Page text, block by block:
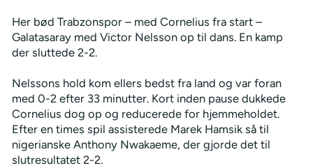
Her bød Trabzonspor – med Cornelius fra start –
Galatasaray med Victor Nelsson op til dans. En kamp
der sluttede 2-2.
Nelssons hold kom ellers bedst fra land og var foran
med 0-2 efter 33 minutter. Kort inden pause dukkede
Cornelius dog op og reducerede for hjemmeholdet.
Efter en times spil assisterede Marek Hamsik så til
nigerianske Anthony Nwakaeme, der gjorde det til
slutresultatet 2-2.